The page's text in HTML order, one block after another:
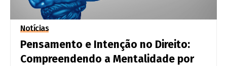
Notícias
Pensamento e Intenção no Direito:
Compreendendo a Mentalidade por